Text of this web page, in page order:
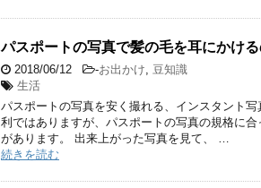
パスポートの写真で髪の毛を耳にかけ
2018/06/12 -お出かけ, 豆知識
生活
パスポートの写真を安く撮れる、インスタント
利ではありますが、パスポートの写真の規格に
があります。 出来上がった写真を見て、 …
続きを読む